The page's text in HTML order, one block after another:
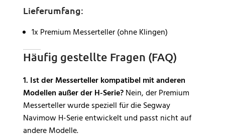
Lieferumfang:
1x Premium Messerteller (ohne Klingen)
Häufig gestellte Fragen (FAQ)
1. Ist der Messerteller kompatibel mit anderen
Modellen außer der H-Serie?Nein, der Premium
Messerteller wurde speziell für die Segway
Navimow H-Serie entwickelt und passt nicht auf
andere Modelle.